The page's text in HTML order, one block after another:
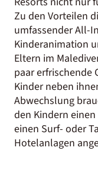
Zu den Vorteilen
umfassender All-
Kinderanimation
Eltern im
paar erfrischende
Kinder neben
Abwechslung
den Kindern
einen Surf- oder
Hotelanlagen